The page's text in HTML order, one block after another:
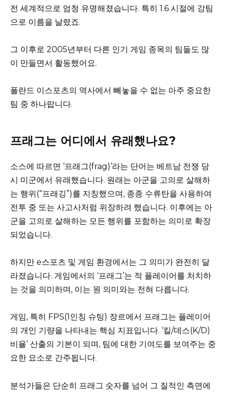
전 세계적으로 엄청 유명해졌습니다. 특히 1.6 시절에 강팀
으로 이름을 날렸죠.
그 이후로 2005년부터 다른 인기 게임 종목의 팀들도 많
이 만들면서 활동했어요.
폴란드 이스포츠의 역사에서 빼놓을 수 없는 아주 중요한
팀 중 하나랍니다.
프래그는 어디에서 유래했나요?
소스에 따르면 ‘프래그(frag)’라는 단어는 베트남 전쟁 당
시 미군에서 유래했습니다. 원래는 아군을 고의로 살해하
는 행위(“프래깅”)를 지칭했으며, 종종 수류탄을 사용하여
전투 중 또는 사고사처럼 위장하려 했습니다. 이후에는 아
군을 고의로 살해하는 모든 행위를 포함하는 의미로 확장
되었습니다.
하지만 e스포츠 및 게임 환경에서는 그 의미가 완전히 달
라졌습니다. 게임에서의 ‘프래그’는 적 플레이어를 처치하
는 것을 의미하며, 이는 원 의미와는 전혀 다릅니다.
게임, 특히 FPS(1인칭 슈팅) 장르에서 프래그는 플레이어
의 개인 기량을 나타내는 핵심 지표입니다. ‘킬/데스(K/D)
비율’ 산출의 기본이 되며, 팀에 대한 기여도를 보여주는 중
요한 요소로 간주됩니다.
분석가들은 단순히 프래그 숫자를 넘어 그 질적인 측면에